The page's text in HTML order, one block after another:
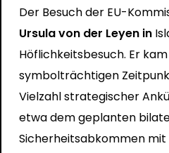
Der Besuch der EU-
Ursula von der Leyen in
Höflichkeitsbesuch. Er
symbolträchtigen
Vielzahl strategischer
etwa dem geplanten
Sicherheitsabkommen mit